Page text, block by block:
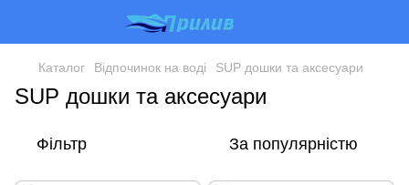
Каталог Відпочинок на воді SUP дошки та аксесуари
SUP дошки та аксесуари
Фільтр За популярністю